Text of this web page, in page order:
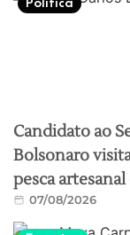
Política
Candidato ao
Bolsonaro
pesca
07/08/2026